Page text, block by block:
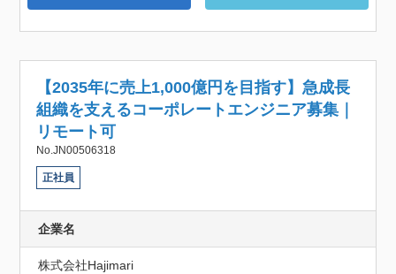
【2035年に売上1,000億円を目指す】急成長
組織を支えるコーポレートエンジニア募集｜
リモート可
No.JN00506318
正社員
企業名
株式会社Hajimari